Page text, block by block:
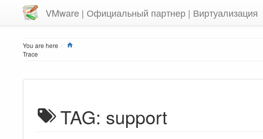
VMware | Официальный партнер | Виртуализация
You are here
Trace
TAG: support